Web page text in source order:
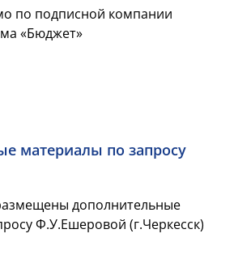
по подписной компании
«Бюджет»
материалы по запросу
дополнительные
Ф.У.Ешеровой (г.Черкесск)